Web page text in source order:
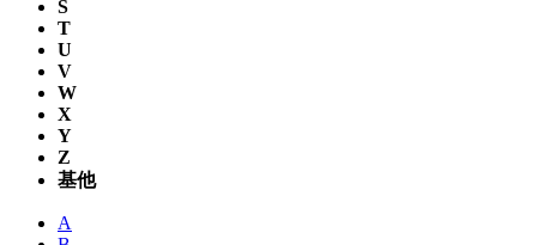
S
T
U
V
W
X
Y
Z
基他
A